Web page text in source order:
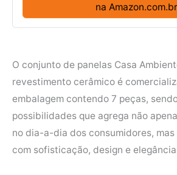
na Amazon.com.br
O conjunto de panelas Casa
revestimento cerâmico é
embalagem contendo 7 peças,
possibilidades que agrega não
no dia-a-dia dos consumidores,
com sofisticação, design e